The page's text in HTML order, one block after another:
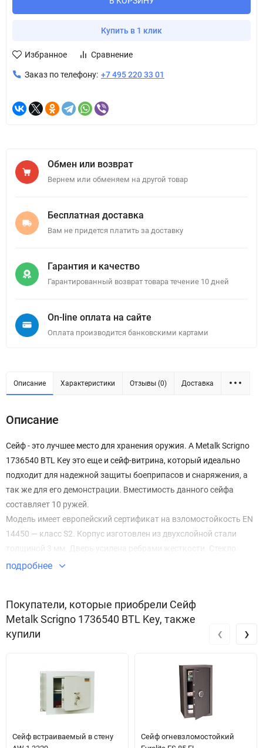
Купить в 1 клик
Избранное Сравнение
Заказ по телефону: +7 495 220 33 01
Обмен или возврат
Вернем или обменяем на другой товар
Бесплатная доставка
Вам не придется платить за доставку
Гарантия и качество
Гарантированный возврат товара течение 10 дней
On-line оплата на сайте
Оплата производится банковскими картами
Описание Характеристики Отзывы (0) Доставка
Описание
Сейф - это лучшее место для хранения оружия. А Metalk Scrigno
1736540 BTL Key это еще и сейф-витрина, который идеально
подходит для надежной защиты боеприпасов и снаряжения, а
так же для его демонстрации. Вместимость данного сейфа
составляет 10 ружей.
Модель имеет европейский сертификат на взломостойкость EN
14450 — класс S2. Корпус изготовлен из двухслойной стали
толщиной 3 мм. Дверь усилена ребрами жесткости. Стекло
сертифицировано европейскими нормами. Трехсторонняя
Патронное отделение, расположенное внутри сейфа, выполнено
из пеноматериала. Трейзер имеет собственный ключевой замок.
Внутренняя отделка – обивочный бархат. Наружная отделка -
подробнее
Покупатели, которые приобрели Сейф
Metalk Scrigno 1736540 BTL Key, также
купили
Сейф встраиваемый в стену
Сейф огневзломостойкий
‹ ›